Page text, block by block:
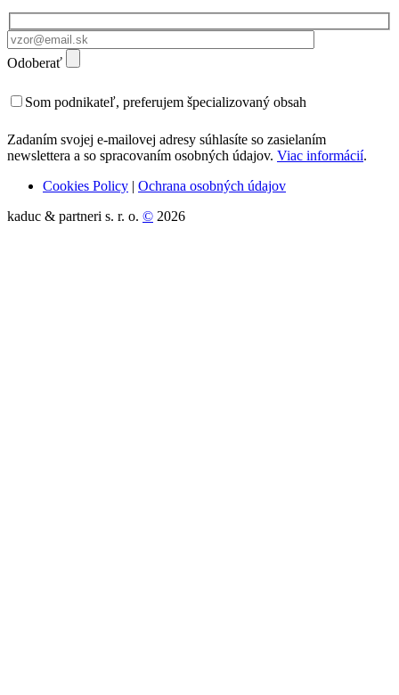
Odoberať
Som podnikateľ, preferujem špecializovaný obsah
Zadaním svojej e-mailovej adresy súhlasíte so zasielaním
newslettera a so spracovaním osobných údajov. Viac informácií.
Cookies Policy | Ochrana osobných údajov
kaduc & partneri s. r. o. © 2026